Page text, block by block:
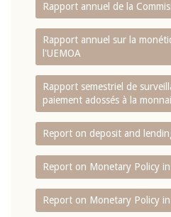
Rapport annuel de la
Rapport annuel sur la
l'UEMOA
Rapport semestriel de
paiement adossés à la
Report on deposit and
Report on Monetary Policy
Report on Monetary Policy